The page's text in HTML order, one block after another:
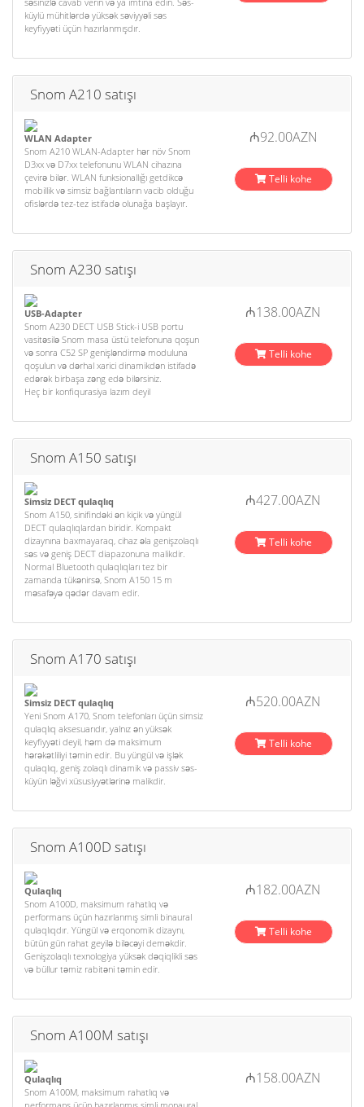
küylü mühitlərdə yüksək səviyyəli səs
keyfiyyəti üçün hazırlanmışdır.
Snom A210 satışı
WLAN Adapter
Snom A210 WLAN-Adapter hər növ Snom
D3xx və D7xx telefonunu WLAN cihazına
çevirə bilər. WLAN funksionallığı getdikcə
mobillik və simsiz bağlantıların vacib olduğu
ofislərdə tez-tez istifadə olunağa başlayır.
₼92.00AZN
Telli kohe
Snom A230 satışı
USB-Adapter
Snom A230 DECT USB Stick-i USB portu
vasitəsilə Snom masa üstü telefonuna qoşun
və sonra C52 SP genişləndirmə moduluna
qoşulun və dərhal xarici dinamikdən istifadə
edərək birbaşa zəng edə bilərsiniz.
Heç bir konfiqurasiya lazım deyil
₼138.00AZN
Telli kohe
Snom A150 satışı
Simsiz DECT qulaqlıq
Snom A150, sinifindəki ən kiçik və yüngül
DECT qulaqlıqlardan biridir. Kompakt
dizaynına baxmayaraq, cihaz əla genişzolaqlı
səs və geniş DECT diapazonuna malikdir.
Normal Bluetooth qulaqlıqları tez bir
zamanda tükənirsə, Snom A150 15 m
məsafəyə qədər davam edir.
₼427.00AZN
Telli kohe
Snom A170 satışı
Simsiz DECT qulaqlıq
Yeni Snom A170, Snom telefonları üçün simsiz
qulaqlıq aksesuarıdır, yalnız ən yüksək
keyfiyyəti deyil, həm də maksimum
hərəkətliliyi təmin edir. Bu yüngül və işlək
qulaqlıq, geniş zolaqlı dinamik və passiv səs-
küyün ləğvi xüsusiyyətlərinə malikdir.
₼520.00AZN
Telli kohe
Snom A100D satışı
Qulaqlıq
Snom A100D, maksimum rahatlıq və
performans üçün hazırlanmış simli binaural
qulaqlıqdır. Yüngül və erqonomik dizaynı,
bütün gün rahat geyilə biləcəyi deməkdir.
Genişzolaqlı texnologiya yüksək dəqiqlikli səs
və büllur təmiz rabitəni təmin edir.
₼182.00AZN
Telli kohe
Snom A100M satışı
Qulaqlıq
Snom A100M, maksimum rahatlıq və
₼158.00AZN